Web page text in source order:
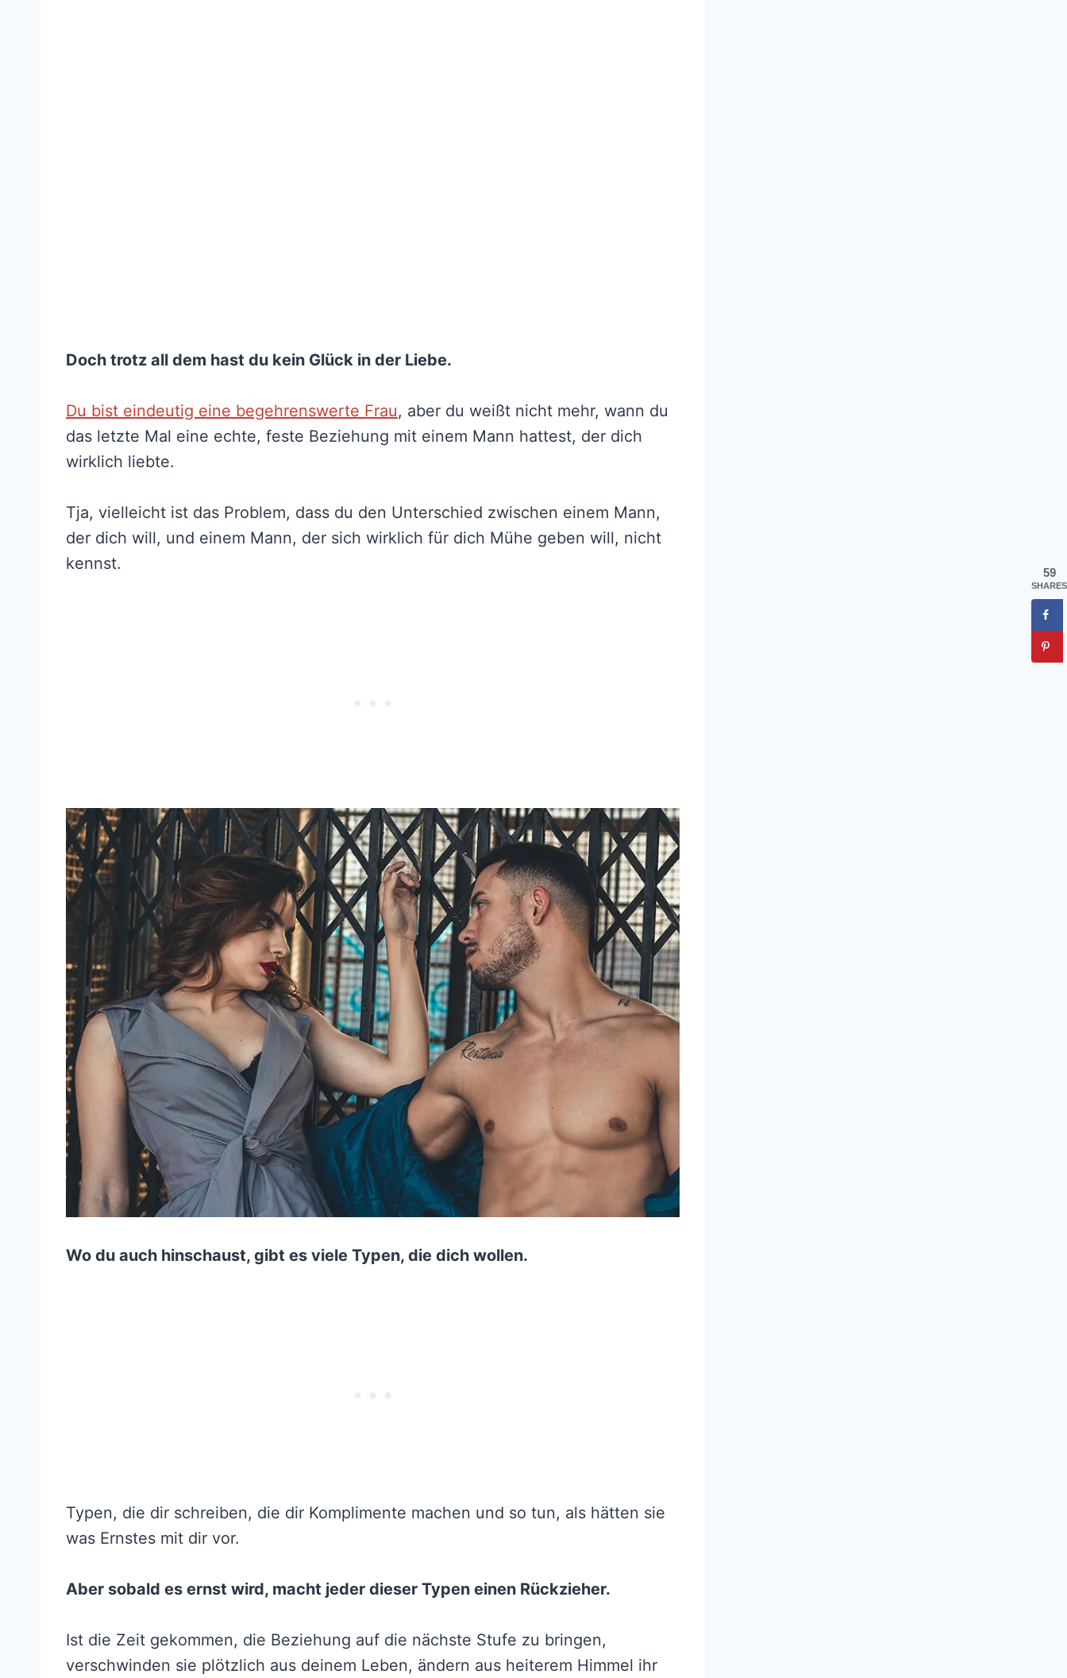
Doch trotz all dem hast du kein Glück in der Liebe.
Du bist eindeutig eine begehrenswerte Frau, aber du weißt nicht mehr, wann du
das letzte Mal eine echte, feste Beziehung mit einem Mann hattest, der dich
wirklich liebte.
Tja, vielleicht ist das Problem, dass du den Unterschied zwischen einem Mann,
der dich will, und einem Mann, der sich wirklich für dich Mühe geben will, nicht
kennst.
Wo du auch hinschaust, gibt es viele Typen, die dich wollen.
Typen, die dir schreiben, die dir Komplimente machen und so tun, als hätten sie
was Ernstes mit dir vor.
Aber sobald es ernst wird, macht jeder dieser Typen einen Rückzieher.
Ist die Zeit gekommen, die Beziehung auf die nächste Stufe zu bringen,
verschwinden sie plötzlich aus deinem Leben, ändern aus heiterem Himmel ihr
59
SHARES